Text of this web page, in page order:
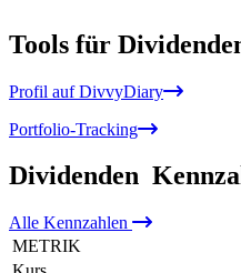
Tools für
Profil auf DivvyDiary
Portfolio-Tracking
Dividenden
Alle Kennzahlen
METRIK